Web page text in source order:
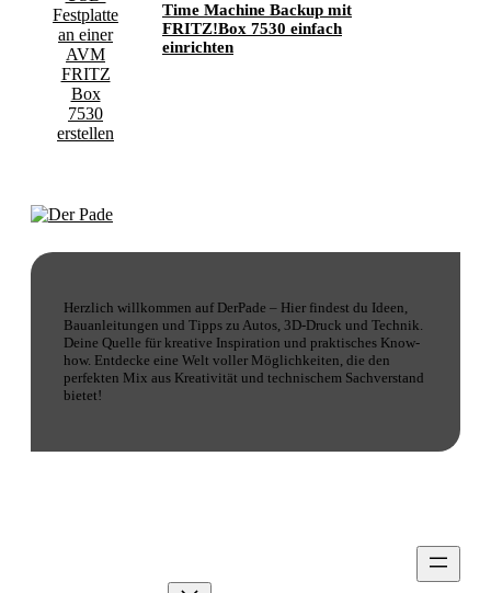
Time Machine Backup mit
FRITZ!Box 7530 einfach
einrichten
Herzlich willkommen auf DerPade – Hier findest du Ideen,
Bauanleitungen und Tipps zu Autos, 3D-Druck und Technik.
Deine Quelle für kreative Inspiration und praktisches Know-
how. Entdecke eine Welt voller Möglichkeiten, die den
perfekten Mix aus Kreativität und technischem Sachverstand
bietet!